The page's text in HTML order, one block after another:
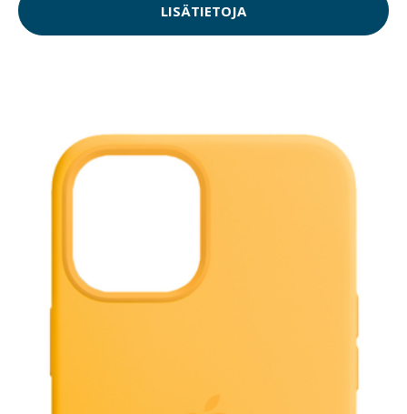
LISÄTIETOJA